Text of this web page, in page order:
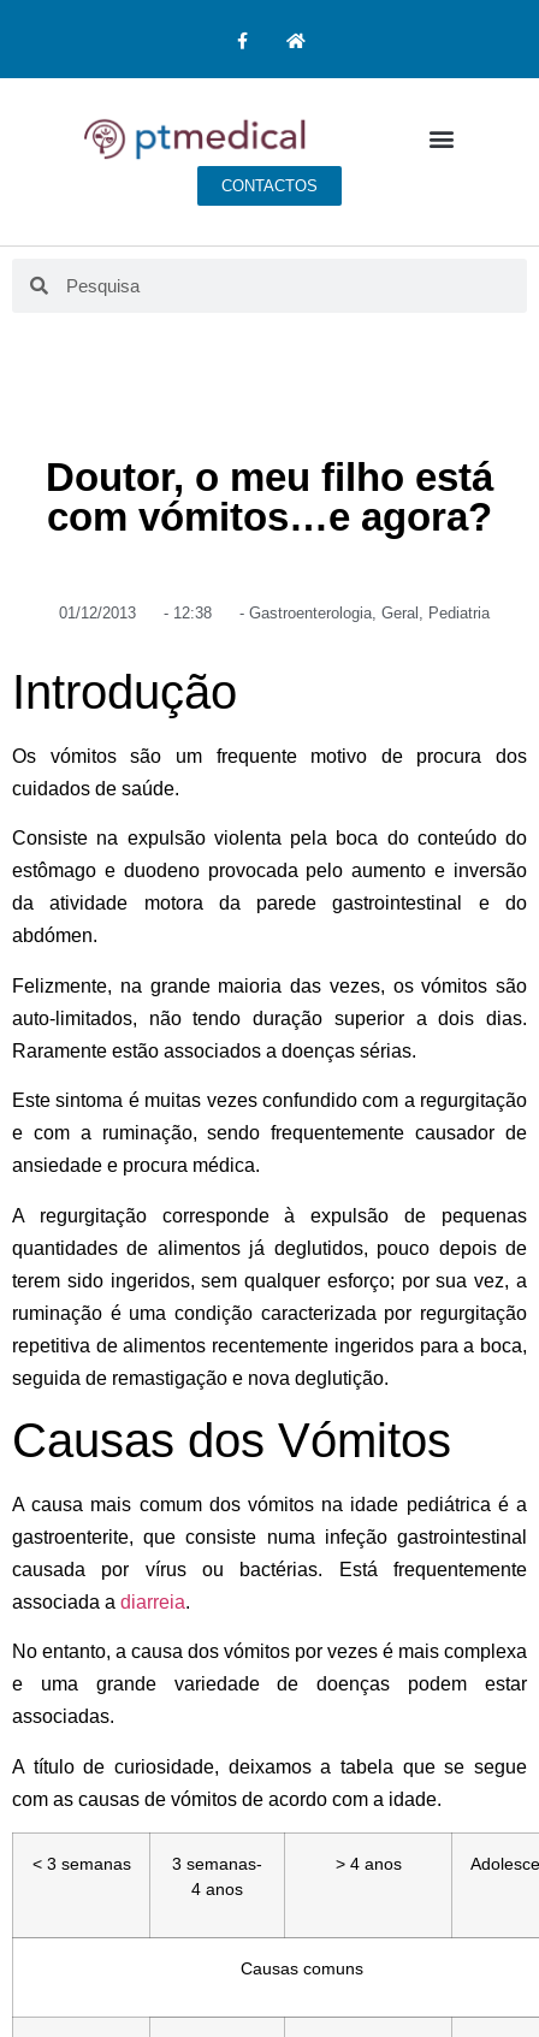
CONTACTOS
Doutor, o meu filho está
com vómitos…e agora?
01/12/2013 - 12:38 - Gastroenterologia, Geral , Pediatria
Introdução
Os vómitos são um frequente motivo de procura dos
cuidados de saúde.
Consiste na expulsão violenta pela boca do conteúdo do
estômago e duodeno provocada pelo aumento e inversão
da atividade motora da parede gastrointestinal e do
abdómen.
Felizmente, na grande maioria das vezes, os vómitos são
auto-limitados, não tendo duração superior a dois dias.
Raramente estão associados a doenças sérias.
Este sintoma é muitas vezes confundido com a regurgitação
e com a ruminação, sendo frequentemente causador de
ansiedade e procura médica.
A regurgitação corresponde à expulsão de pequenas
quantidades de alimentos já deglutidos, pouco depois de
terem sido ingeridos, sem qualquer esforço; por sua vez, a
ruminação é uma condição caracterizada por regurgitação
repetitiva de alimentos recentemente ingeridos para a boca,
seguida de remastigação e nova deglutição.
Causas dos Vómitos
A causa mais comum dos vómitos na idade pediátrica é a
gastroenterite, que consiste numa infeção gastrointestinal
causada por vírus ou bactérias. Está frequentemente
associada a diarreia.
No entanto, a causa dos vómitos por vezes é mais complexa
e uma grande variedade de doenças podem estar
associadas.
A título de curiosidade, deixamos a tabela que se segue
com as causas de vómitos de acordo com a idade.
< 3 semanas
3 semanas-
4 anos
> 4 anos
Causas comuns